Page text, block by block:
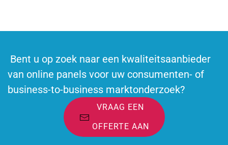
Bent u op zoek naar een kwaliteitsaanbieder
van online panels voor uw consumenten- of
business-to-business marktonderzoek?
VRAAG EEN
OFFERTE AAN